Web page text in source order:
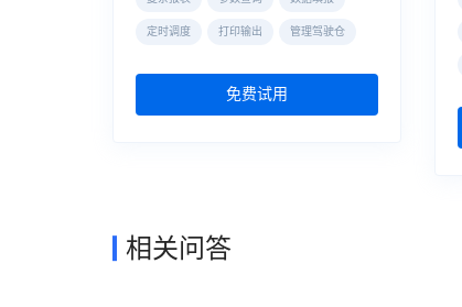
定时调度 打印输出 管理驾驶仓
免费试用
相关问答